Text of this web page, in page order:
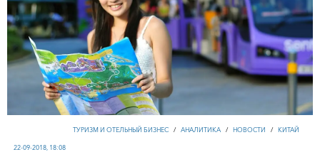
ТУРИЗМ И ОТЕЛЬНЫЙ БИЗНЕС / АНАЛИТИКА / НОВОСТИ / КИТАЙ
22-09-2018, 18:08